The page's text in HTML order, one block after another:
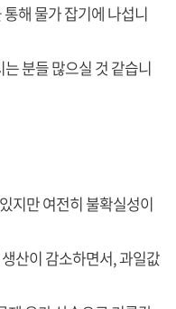
해 물가 잡기에 나섭니
분들 많으실 것 같습니
지만 여전히 불확실성이
산이 감소하면서, 과일값